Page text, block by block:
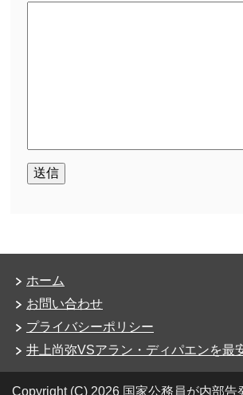
ホーム
お問い合わせ
プライバシーポリシー
井上尚弥VSアラン・ディパエンを最
Copyright (C) 2026 国家公務員が内部告